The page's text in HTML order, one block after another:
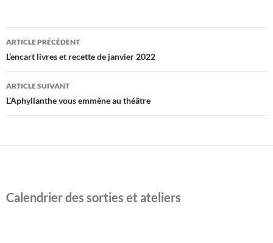
Navigation
des
articles
ARTICLE PRÉCÉDENT
L’encart livres et recette de janvier 2022
ARTICLE SUIVANT
L’Aphyllanthe vous emmène au théâtre
Calendrier des sorties et ateliers